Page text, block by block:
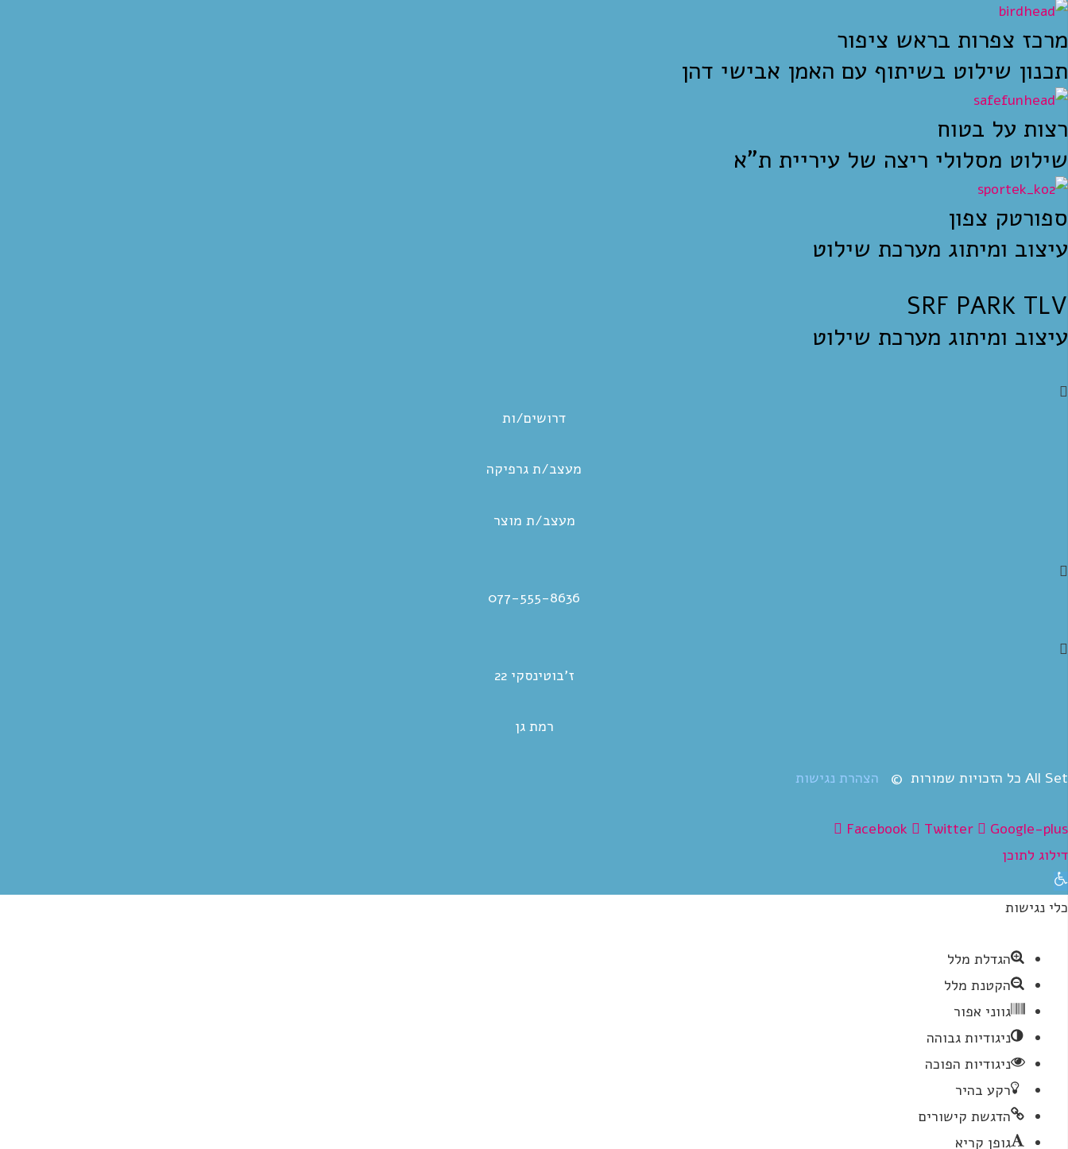
מרכז צפרות בראש ציפור
תכנון שילוט בשיתוף עם האמן אבישי דהן
רצות על בטוח
שילוט מסלולי ריצה של עיריית ת"א
ספורטק צפון
עיצוב ומיתוג מערכת שילוט
SRF PARK TLV
עיצוב ומיתוג מערכת שילוט
דרושים/ות
מעצב/ת גרפיקה
מעצב/ת מוצר
077-555-8636
ז’בוטינסקי 22
רמת גן
All Set כל הזכויות שמורות © הצהרת נגישות
Facebook Twitter
Google-plus
דילוג לתוכן
פתח
סרגל
כלי נגישות
הגדלת מלל
הקטנת מלל
גווני אפור
ניגודיות גבוהה
ניגודיות הפוכה
רקע בהיר
הדגשת קישורים
גופן קריא